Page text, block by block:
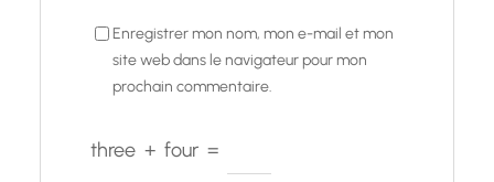
Enregistrer mon nom, mon e-mail et mon
site web dans le navigateur pour mon
prochain commentaire.
three + four =